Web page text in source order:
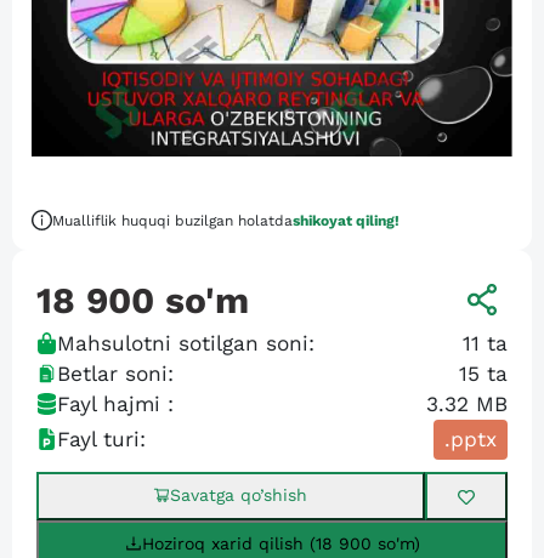
Mualliflik huquqi buzilgan holatdashikoyat qiling!
18 900 so'm
Mahsulotni sotilgan soni: 11 ta
Betlar soni:
15 ta
Fayl hajmi :
3.32 MB
Fayl turi:
.pptx
Savatga qo’shish
Hoziroq xarid qilish (18 900 so'm)